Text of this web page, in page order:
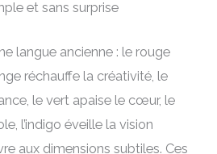
et sans surprise
langue ancienne : le rouge
réchauffe la créativité, le
le vert apaise le cœur, le
l’indigo éveille la vision
aux dimensions subtiles. Ces